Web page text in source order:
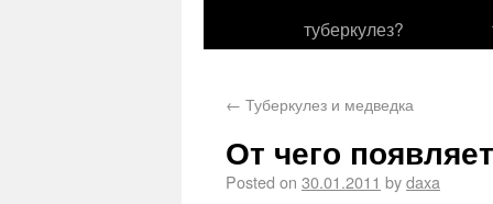
туберкулез?
← Туберкулез и медведка
От чего
Posted on 30.01.2011 bydaxa